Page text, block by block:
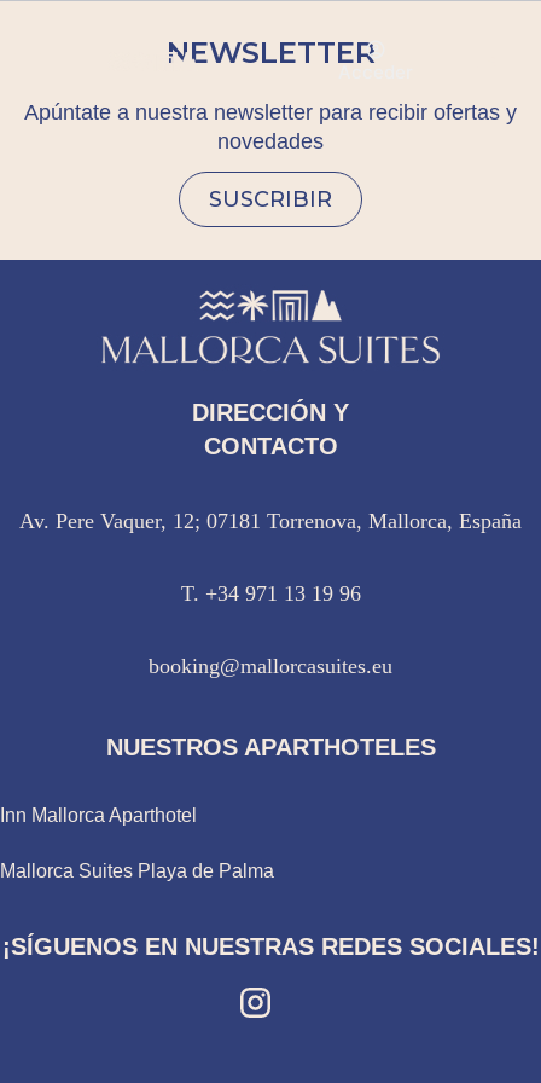
NEWSLETTER
Apúntate a nuestra newsletter para recibir ofertas y
novedades
SUSCRIBIR
DIRECCIÓN Y
CONTACTO
Av. Pere Vaquer, 12; 07181 Torrenova, Mallorca, España
T. +34 971 13 19 96
booking@mallorcasuites.eu
NUESTROS APARTHOTELES
Inn Mallorca Aparthotel
Mallorca Suites Playa de Palma
¡SÍGUENOS EN NUESTRAS REDES SOCIALES!